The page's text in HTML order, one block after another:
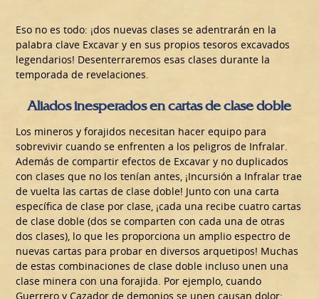
Eso no es todo: ¡dos nuevas clases se adentrarán en la
palabra clave Excavar y en sus propios tesoros excavados
legendarios! Desenterraremos esas clases durante la
temporada de revelaciones.
Aliados inesperados en cartas de clase doble
Los mineros y forajidos necesitan hacer equipo para
sobrevivir cuando se enfrenten a los peligros de Infralar.
Además de compartir efectos de Excavar y no duplicados
con clases que no los tenían antes, ¡Incursión a Infralar trae
de vuelta las cartas de clase doble! Junto con una carta
específica de clase por clase, ¡cada una recibe cuatro cartas
de clase doble (dos se comparten con cada una de otras
dos clases), lo que les proporciona un amplio espectro de
nuevas cartas para probar en diversos arquetipos! Muchas
de estas combinaciones de clase doble incluso unen una
clase minera con una forajida. Por ejemplo, cuando
Guerrero y Cazador de demonios se unen causan dolor: